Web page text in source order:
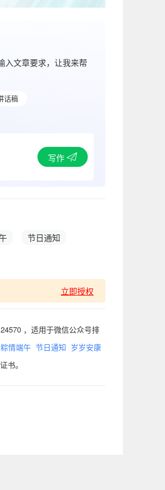
入文章要求，让我来帮
话稿
写作
节日通知
立即授权
，适用于微信公众号排
粽情端午 节日通知 岁岁安康
书。